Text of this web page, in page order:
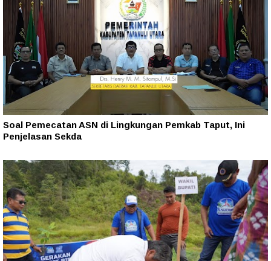
Soal Pemecatan ASN di Lingkungan Pemkab Taput, Ini
Penjelasan Sekda